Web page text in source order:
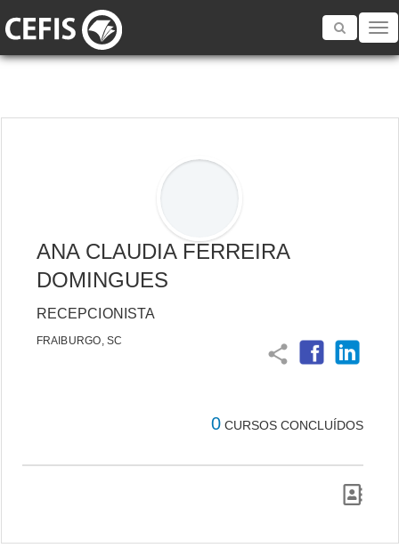
Toggle
ANA CLAUDIA FERREIRA
DOMINGUES
RECEPCIONISTA
FRAIBURGO, SC
share
0 CURSOS CONCLUÍDOS